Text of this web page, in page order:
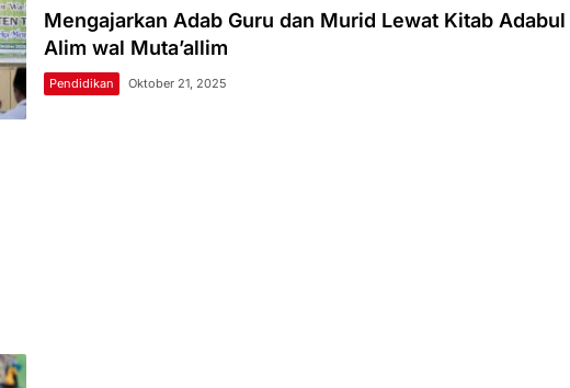
Mengajarkan Adab Guru dan Murid Lewat Kitab Adabul
Alim wal Muta’allim
Pendidikan Oktober 21, 2025